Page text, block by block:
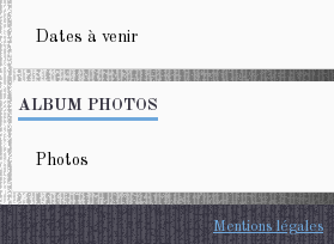
Dates à venir
ALBUM PHOTOS
Photos
Mentions légales